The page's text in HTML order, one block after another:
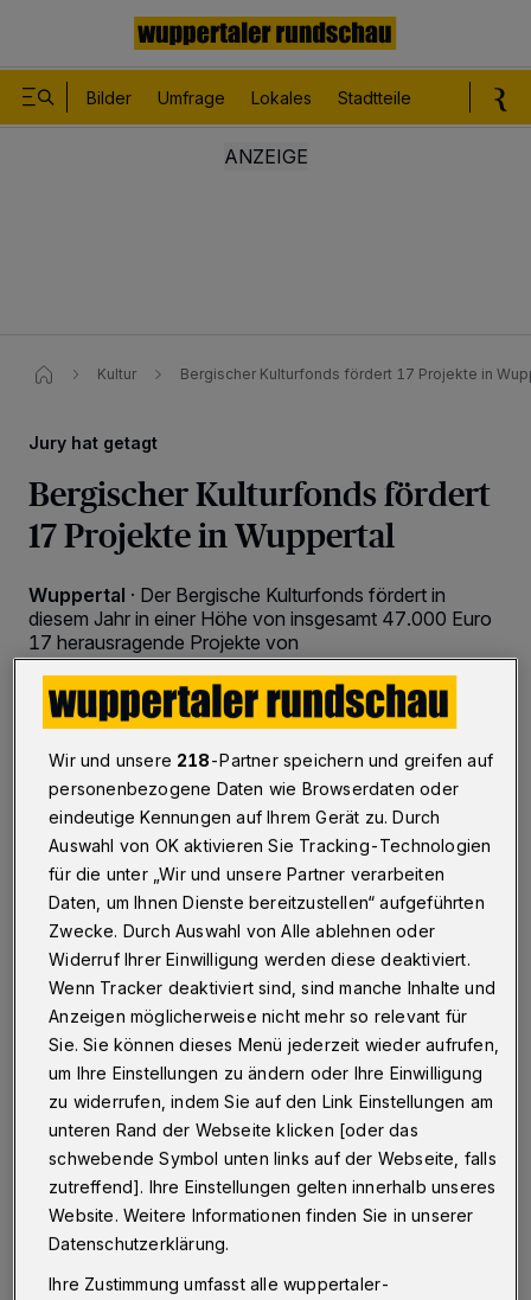
Bilder Umfrage Lokales Stadtteile
Kultur Bergischer Kulturfonds fördert 17 Projekte in
Jury hat getagt
Bergischer Kulturfonds fördert
17 Projekte in Wuppertal
Wuppertal · Der Bergische Kulturfonds fördert in
diesem Jahr in einer Höhe von insgesamt 47.000 Euro
17 herausragende Projekte von
Nachwuchskünstlerinnen und -künstlern aus
Wuppertal, Remscheid und Solingen.
07.06.2024 , 10:00 Uhr Eine Minute Lesezeit
Das Logo des Bergischen Kulturfonds.
Foto: Stadt Wuppertal
Wir und unsere 218-Partner speichern und greifen auf
personenbezogene Daten wie Browserdaten oder
eindeutige Kennungen auf Ihrem Gerät zu. Durch
Auswahl von OK aktivieren Sie Tracking-Technologien
für die unter „Wir und unsere Partner verarbeiten
Daten, um Ihnen Dienste bereitzustellen“ aufgeführten
Zwecke. Durch Auswahl von Alle ablehnen oder
Widerruf Ihrer Einwilligung werden diese deaktiviert.
Wenn Tracker deaktiviert sind, sind manche Inhalte und
Anzeigen möglicherweise nicht mehr so relevant für
Sie. Sie können dieses Menü jederzeit wieder aufrufen,
um Ihre Einstellungen zu ändern oder Ihre Einwilligung
zu widerrufen, indem Sie auf den Link Einstellungen am
unteren Rand der Webseite klicken [oder das
schwebende Symbol unten links auf der Webseite, falls
zutreffend]. Ihre Einstellungen gelten innerhalb unseres
Website. Weitere Informationen finden Sie in unserer
Datenschutzerklärung.
Ihre Zustimmung umfasst alle wuppertaler-